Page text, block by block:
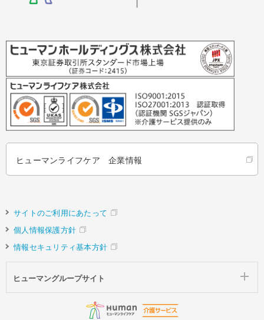
ヒューマンライフケア 企業情報
サイトのご利用にあたって
個人情報保護方針
情報セキュリティ基本方針
ヒューマングループサイト